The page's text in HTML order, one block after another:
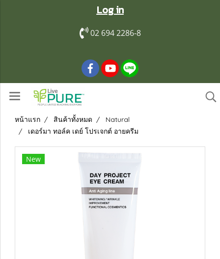
Log in
02 694 2286-8
หน้าแรก สินค้าทั้งหมด
Natural
เดอร์มา ทอล์ค เดย์ โปรเจกต์ อายครีม
New